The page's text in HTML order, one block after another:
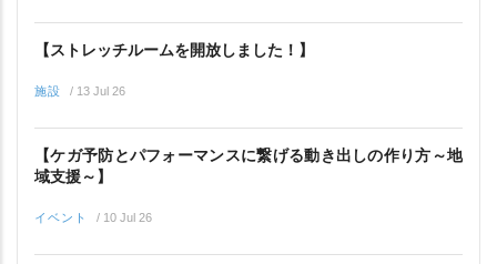
【ストレッチルームを開放しました！】
施設 / 13 Jul 26
【ケガ予防とパフォーマンスに繋げる動き出しの作り方～地
域支援～】
イベント / 10 Jul 26